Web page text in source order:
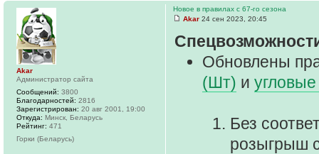
Новое в правилах с 67-го сезона
Akar 24 сен 2023, 20:45
Обновлены
(Шт) и
Без
розыгрыш
Akar
Администратор сайта
Сообщений: 3800
Благодарностей: 2816
Зарегистрирован: 20 авг 2001, 19:00
Откуда: Минск, Беларусь
Рейтинг: 471
Горки (Беларусь)